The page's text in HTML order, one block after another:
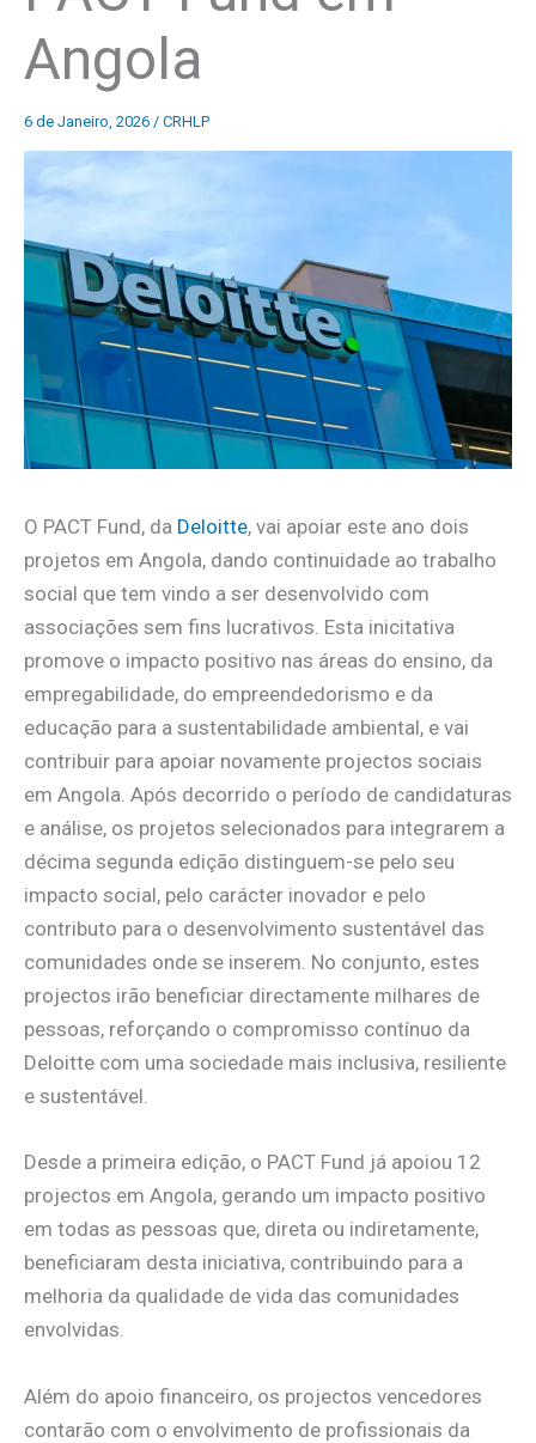
Angola
6 de Janeiro, 2026 / CRHLP
O PACT Fund, da Deloitte, vai apoiar este ano dois
projetos em Angola, dando continuidade ao trabalho
social que tem vindo a ser desenvolvido com
associações sem fins lucrativos. Esta inicitativa
promove o impacto positivo nas áreas do ensino, da
empregabilidade, do empreendedorismo e da
educação para a sustentabilidade ambiental, e vai
contribuir para apoiar novamente projectos sociais
em Angola. Após decorrido o período de candidaturas
e análise, os projetos selecionados para integrarem a
décima segunda edição distinguem-se pelo seu
impacto social, pelo carácter inovador e pelo
contributo para o desenvolvimento sustentável das
comunidades onde se inserem. No conjunto, estes
projectos irão beneficiar directamente milhares de
pessoas, reforçando o compromisso contínuo da
Deloitte com uma sociedade mais inclusiva, resiliente
e sustentável.
Desde a primeira edição, o PACT Fund já apoiou 12
projectos em Angola, gerando um impacto positivo
em todas as pessoas que, direta ou indiretamente,
beneficiaram desta iniciativa, contribuindo para a
melhoria da qualidade de vida das comunidades
envolvidas.
Além do apoio financeiro, os projectos vencedores
contarão com o envolvimento de profissionais da